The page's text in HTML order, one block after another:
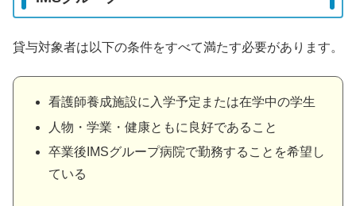
貸与対象者は以下の条件をすべて満たす必要があります。
看護師養成施設に入学予定または在学中の学生
人物・学業・健康ともに良好であること
卒業後IMSグループ病院で勤務することを希望し
ている